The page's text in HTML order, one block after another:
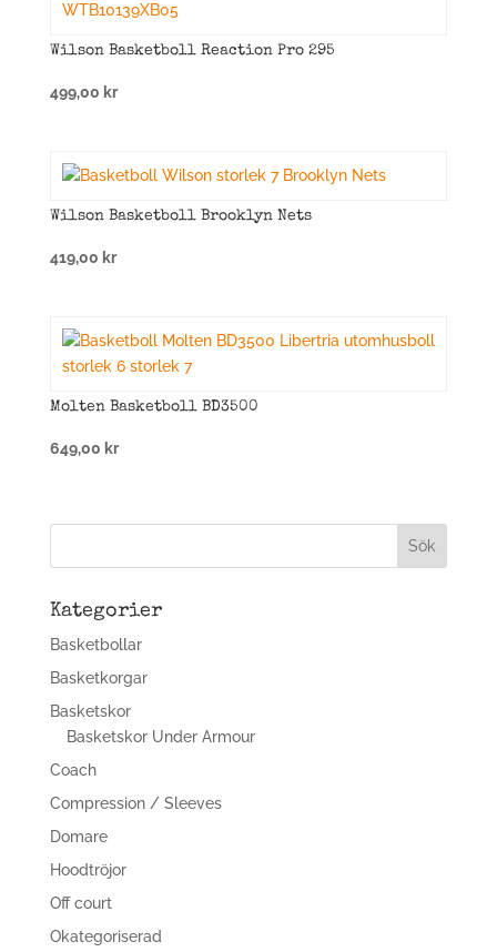
Wilson Basketboll Reaction Pro 295
499,00 kr
Wilson Basketboll Brooklyn Nets
419,00 kr
Molten Basketboll BD3500
649,00 kr
Kategorier
Basketbollar
Basketkorgar
Basketskor
Basketskor Under Armour
Coach
Compression / Sleeves
Domare
Hoodtröjor
Off court
Okategoriserad